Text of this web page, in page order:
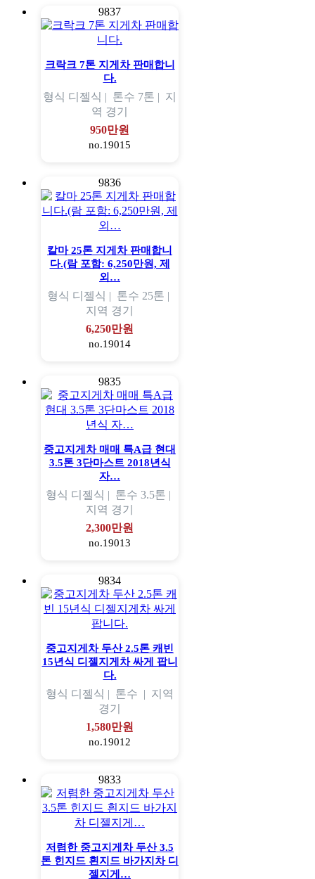
9837
크락크 7톤 지게차 판매합니
다.
형식 디젤식 | 톤수 7톤 | 지
역 경기
950만원
no.19015
9836
칼마 25톤 지게차 판매합니
다.(람 포함: 6,250만원, 제
외…
형식 디젤식 | 톤수 25톤 |
지역 경기
6,250만원
no.19014
9835
중고지게차 매매 특A급 현대
3.5톤 3단마스트 2018년식
자…
형식 디젤식 | 톤수 3.5톤 |
지역 경기
2,300만원
no.19013
9834
중고지게차 두산 2.5톤 캐빈
15년식 디젤지게차 싸게 팝니
다.
형식 디젤식 | 톤수 | 지역
경기
1,580만원
no.19012
9833
저렴한 중고지게차 두산 3.5
톤 힌지드 흰지드 바가지차 디
젤지게…